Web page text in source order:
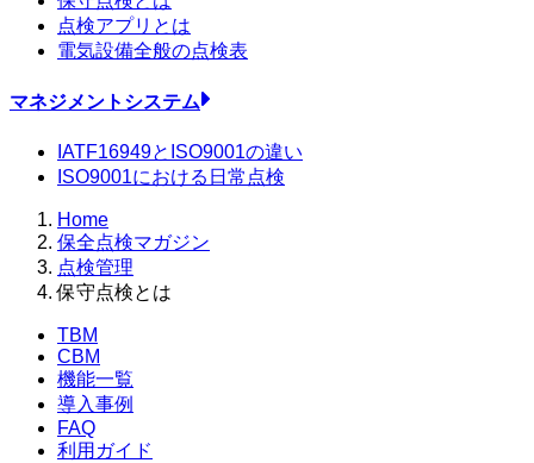
点検アプリとは
電気設備全般の点検表
マネジメントシステム
IATF16949とISO9001の違い
ISO9001における日常点検
Home
保全点検マガジン
点検管理
保守点検とは
TBM
CBM
機能一覧
導入事例
FAQ
利用ガイド